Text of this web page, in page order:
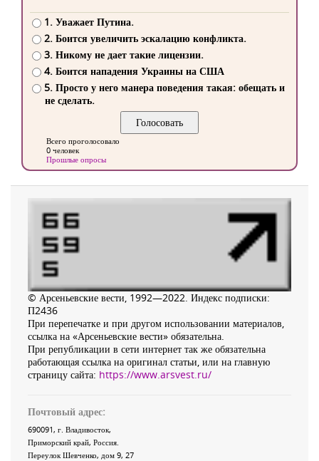
1. Уважает Путина.
2. Боится увеличить эскалацию конфликта.
3. Никому не дает такие лицензии.
4. Боится нападения Украины на США
5. Просто у него манера поведения такая: обещать и
не сделать.
Всего проголосовало
0 человек
Прошлые опросы
© Арсеньевские вести, 1992—2022. Индекс подписки:
П2436
При перепечатке и при другом использовании материалов,
ссылка на «Арсеньевские вести» обязательна.
При републикации в сети интернет так же обязательна
работающая ссылка на оригинал статьи, или на главную
страницу сайта: https://www.arsvest.ru/
Почтовый адрес:
690091, г. Владивосток,
Приморский край, Россия
Переулок Шевченко, дом 9, 27